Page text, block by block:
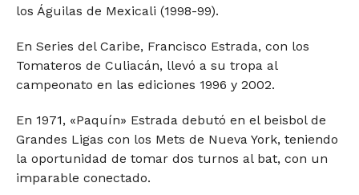
los Águilas de Mexicali (1998-99).
En Series del Caribe, Francisco Estrada, con los
Tomateros de Culiacán, llevó a su tropa al
campeonato en las ediciones 1996 y 2002.
En 1971, «Paquín» Estrada debutó en el beisbol de
Grandes Ligas con los Mets de Nueva York, teniendo
la oportunidad de tomar dos turnos al bat, con un
imparable conectado.